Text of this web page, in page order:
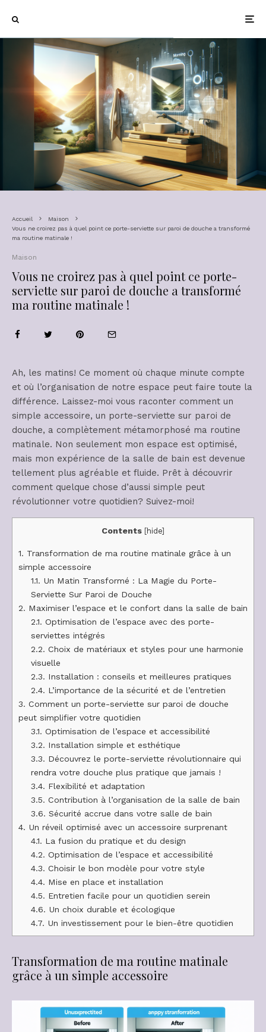
Accueil
Maison
Vous ne croirez pas à quel point ce porte-serviette sur paroi de douche a transformé
ma routine matinale !
Maison
Vous ne croirez pas à quel point ce porte-
serviette sur paroi de douche a transformé
ma routine matinale !
Ah, les matins! Ce moment où chaque minute compte
et où l’organisation de notre espace peut faire toute la
différence. Laissez-moi vous raconter comment un
simple accessoire, un porte-serviette sur paroi de
douche, a complètement métamorphosé ma routine
matinale. Non seulement mon espace est optimisé,
mais mon expérience de la salle de bain est devenue
tellement plus agréable et fluide. Prêt à découvrir
comment quelque chose d’aussi simple peut
révolutionner votre quotidien? Suivez-moi!
Contents [hide]
1. Transformation de ma routine matinale grâce à un
simple accessoire
1.1. Un Matin Transformé : La Magie du Porte-
Serviette Sur Paroi de Douche
2. Maximiser l’espace et le confort dans la salle de bain
2.1. Optimisation de l’espace avec des porte-
serviettes intégrés
2.2. Choix de matériaux et styles pour une harmonie
visuelle
2.3. Installation : conseils et meilleures pratiques
2.4. L’importance de la sécurité et de l’entretien
3. Comment un porte-serviette sur paroi de douche
peut simplifier votre quotidien
3.1. Optimisation de l’espace et accessibilité
3.2. Installation simple et esthétique
3.3. Découvrez le porte-serviette révolutionnaire qui
rendra votre douche plus pratique que jamais !
3.4. Flexibilité et adaptation
3.5. Contribution à l’organisation de la salle de bain
3.6. Sécurité accrue dans votre salle de bain
4. Un réveil optimisé avec un accessoire surprenant
4.1. La fusion du pratique et du design
4.2. Optimisation de l’espace et accessibilité
4.3. Choisir le bon modèle pour votre style
4.4. Mise en place et installation
4.5. Entretien facile pour un quotidien serein
4.6. Un choix durable et écologique
4.7. Un investissement pour le bien-être quotidien
Transformation de ma routine matinale
grâce à un simple accessoire